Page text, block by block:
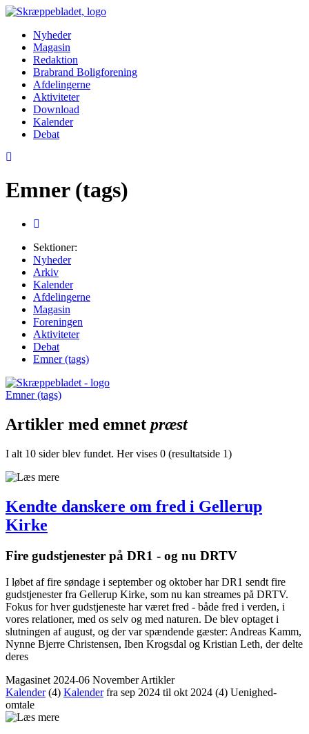
Nyheder
Magasin
Redaktion
Brabrand Boligforening
Afdelingerne
Aktiviteter
Download
Kalender
Debat
Emner (tags)
Sektioner:
Nyheder
Arkiv
Kalender
Afdelingerne
Magasin
Foreningen
Aktiviteter
Debat
Emner (tags)
Emner (tags)
Artikler med emnet præst
I alt 10 sider blev fundet. Her vises 0 (resultatside 1)
Kendte danskere om fred i Gellerup
Kirke
Fire gudstjenester på DR1 - og nu DRTV
I løbet af fire søndage i september og oktober har DR1 sendt fire
guds­tjenester fra Gellerup Kirke, som nu kan streames på DRTV.
Fokus for hver gudstjeneste har været fred - både fred i verden, i
vores relationer, med os selv og med naturen. De blev optaget i
slutningen af august, og der var spændende gæster: Andreas Kamm,
Nynne Bjerre Christensen, Iben Krogsdal og Kristian Leth, der delte
deres
Magasinet 2024-06 November Artikler
Kalender (4) Kalenderfra sep 2024 til okt 2024 (4) Uenighed-
omtale